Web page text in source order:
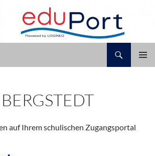
auf Ihrem schulischen Zugangsportal